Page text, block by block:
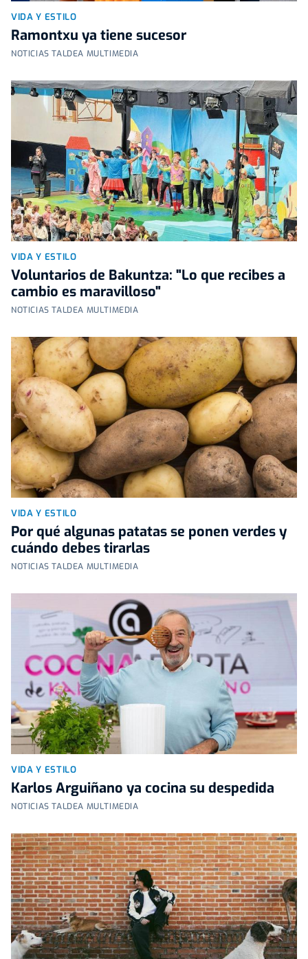
VIDA Y ESTILO
Ramontxu ya tiene sucesor
NOTICIAS TALDEA MULTIMEDIA
VIDA Y ESTILO
Voluntarios de Bakuntza: "Lo que recibes a
cambio es maravilloso"
NOTICIAS TALDEA MULTIMEDIA
VIDA Y ESTILO
Por qué algunas patatas se ponen verdes y
cuándo debes tirarlas
NOTICIAS TALDEA MULTIMEDIA
VIDA Y ESTILO
Karlos Arguiñano ya cocina su despedida
NOTICIAS TALDEA MULTIMEDIA